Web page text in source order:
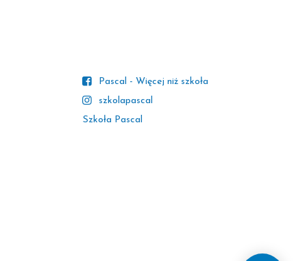
Pascal - Więcej niż szkoła
szkolapascal
Szkoła Pascal